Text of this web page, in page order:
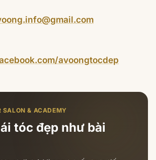
avoongtocdep
SALON & ACADEMY
tóc đẹp như bài